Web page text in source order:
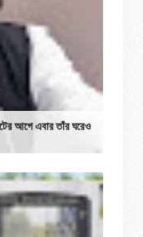
আগে এবার তাঁর ঘরেও